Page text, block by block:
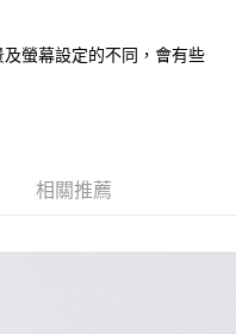
後會自動跳轉到大哥付的交易
繳款截止日，確認付款後即完
續交易確認頁面所載為準。
審核未通過，訂單將自動取
」於每月結算日後寄送繳費提
以下簡稱本公司）所提供，讓
的支付方式。 讓您購物簡單
訊。
中的連結，可透過四大超商／
為交易完成。
但若您需要取消訂單，請聯絡
螢幕設定的不同，會有些
相關推薦